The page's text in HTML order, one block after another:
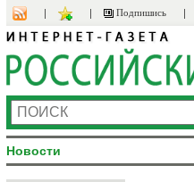
Подпишись
Новости